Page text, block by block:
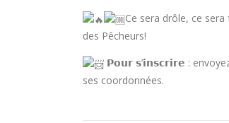
Ce sera drôle, ce
des Pêcheurs!
𝗣𝗼𝘂𝗿 𝘀’𝗶𝗻𝘀𝗰𝗿𝗶𝗿𝗲 :
ses coordonnées.